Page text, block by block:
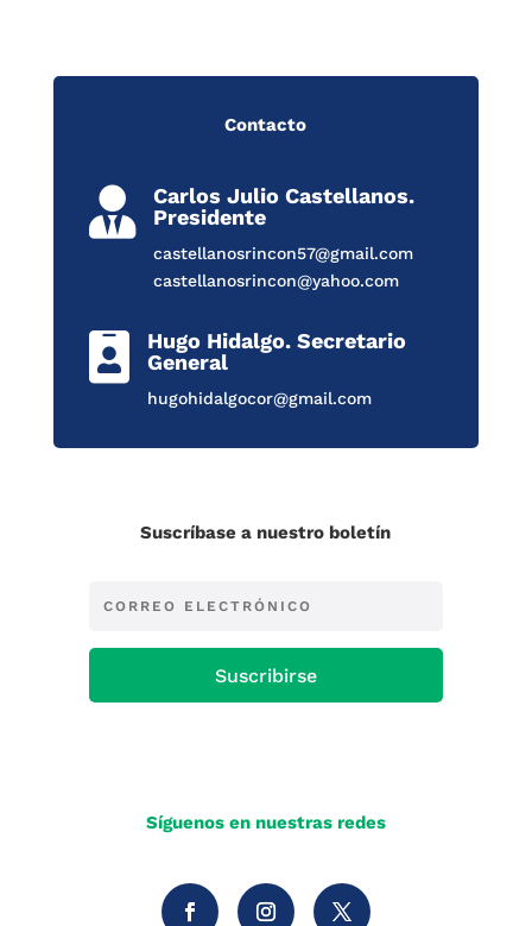
Contacto

Carlos Julio Castellanos.
Presidente
castellanosrincon57@gmail.com
castellanosrincon@yahoo.com

Hugo Hidalgo. Secretario
General
hugohidalgocor@gmail.com
Suscríbase a nuestro boletín
Suscribirse
Síguenos en nuestras redes